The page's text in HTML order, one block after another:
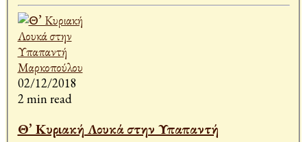
02/12/2018
2 min read
Θ’ Κυριακή Λουκά στην Υπαπαντή